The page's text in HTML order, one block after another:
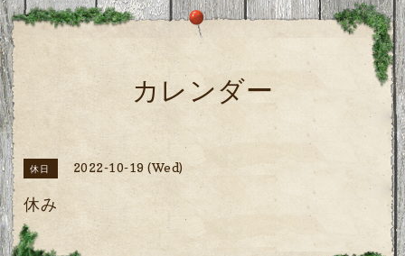
カレンダー
休日 2022-10-19 (Wed)
休み